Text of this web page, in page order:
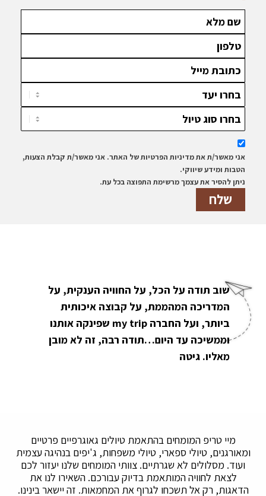
אני מאשר/ת את מדיניות הפרטיות של האתר. אני מאשר/ת קבלת הצעות,
הטבות ומידע שיווקי.
ניתן להסיר את עצמך מרשימת התפוצה בכל עת.
שוב תודה על הכל, על החוויה הענקית, על
המדריכה המהממת, על קבוצה איכותית
ביותר, ועל החברה my trip שפינקה אותנו
וממשיכה עד היום…תודה רבה, זה לא מובן
מאליו. גיטה
מיי טריפ המומחים בהתאמת טיולים גאוגרפיים פרטיים
ומאורגנים, טיולי ספארי, טיולי משפחות, ג'יפים בנהיגה עצמית
ועוד. מסלולים לא שגרתיים. צוותי המומחים שלנו יעזור לכם
לצאת לחוויה המותאמת בדיוק עבורכם. השאירו לנו את
הדאגות, רק אל תשכחו לגרוף את המחמאות. זה יישאר בינינו.